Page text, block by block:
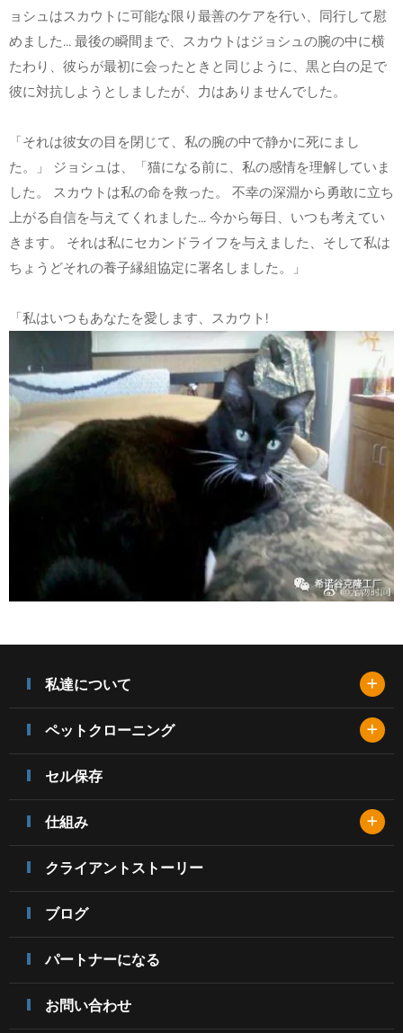
ョシュはスカウトに可能な限り最善のケアを行い、同行して慰
めました... 最後の瞬間まで、スカウトはジョシュの腕の中に横
たわり、彼らが最初に会ったときと同じように、黒と白の足で
彼に対抗しようとしましたが、力はありませんでした。
「それは彼女の目を閉じて、私の腕の中で静かに死にまし
た。」 ジョシュは、「猫になる前に、私の感情を理解していま
した。 スカウトは私の命を救った。 不幸の深淵から勇敢に立ち
上がる自信を与えてくれました... 今から毎日、いつも考えてい
きます。 それは私にセカンドライフを与えました、そして私は
ちょうどそれの養子縁組協定に署名しました。」
「私はいつもあなたを愛します、スカウト!
私達について +
ペットクローニング +
セル保存
仕組み +
クライアントストーリー
ブログ
パートナーになる
お問い合わせ